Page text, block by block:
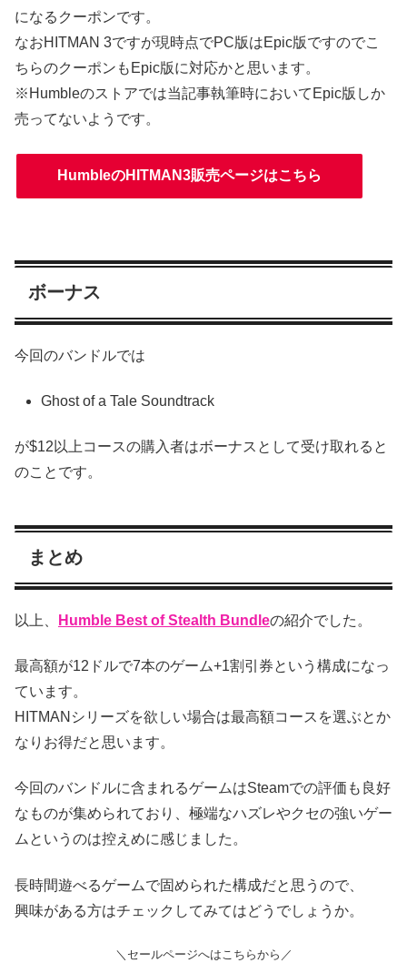
になるクーポンです。
なおHITMAN 3ですが現時点でPC版はEpic版ですのでこ
ちらのクーポンもEpic版に対応かと思います。
※Humbleのストアでは当記事執筆時においてEpic版しか
売ってないようです。
HumbleのHITMAN3販売ページはこちら
ボーナス
今回のバンドルでは
Ghost of a Tale Soundtrack
が$12以上コースの購入者はボーナスとして受け取れると
のことです。
まとめ
以上、 Humble Best of Stealth Bundleの紹介でした。
最高額が12ドルで7本のゲーム+1割引券という構成になっ
ています。
HITMANシリーズを欲しい場合は最高額コースを選ぶとか
なりお得だと思います。
今回のバンドルに含まれるゲームはSteamでの評価も良好
なものが集められており、極端なハズレやクセの強いゲー
ムというのは控えめに感じました。
長時間遊べるゲームで固められた構成だと思うので、
興味がある方はチェックしてみてはどうでしょうか。
＼セールページへはこちらから／